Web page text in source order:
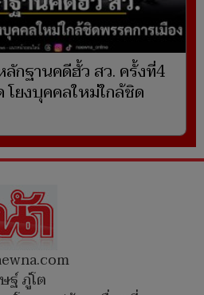
กฐานคดีฮั้ว สว. ครั้งที่4
ยงบุคคลใหม่ใกล้ชิด
ฐ์ ภู่โต